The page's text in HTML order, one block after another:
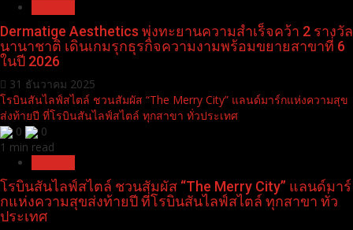
Dermatige Aesthetics พุ่งทะยานความสำเร็จคว้า 2 รางวัล
นานาชาติ เดินเกมรุกธุรกิจความงามพร้อมขยายสาขาที่ 6
ในปี 2026
31 ธันวาคม 2025
โรบินสันไลฟ์สไตล์ ชวนสัมผัส “The Merry City” แลนด์มาร์กแห่งความสุข
ส่งท้ายปี ที่โรบินสันไลฟ์สไตล์ ทุกสาขา ทั่วประเทศ
0
0
1 min read
โรบินสันไลฟ์สไตล์ ชวนสัมผัส “The Merry City” แลนด์มาร์
กแห่งความสุขส่งท้ายปี ที่โรบินสันไลฟ์สไตล์ ทุกสาขา ทั่ว
ประเทศ